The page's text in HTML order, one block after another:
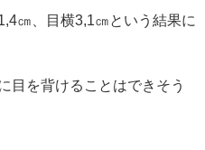
㎝、目横3,1㎝という結果に
目を背けることはできそう